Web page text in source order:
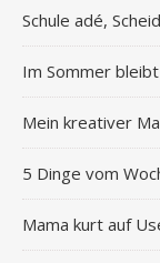
Schule adé,
Im Sommer
Mein kreativer
5 Dinge vom
Mama kurt auf